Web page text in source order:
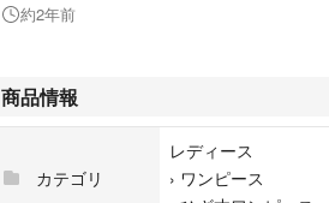
可愛らしく、フェミニンコーデが好きな方にオ
ニットなので、多少毛羽立ちがあります
（写真参照）
中古品および自己管理なので、
約2年前
商品情報
カテゴリ
レディース
› ワンピース